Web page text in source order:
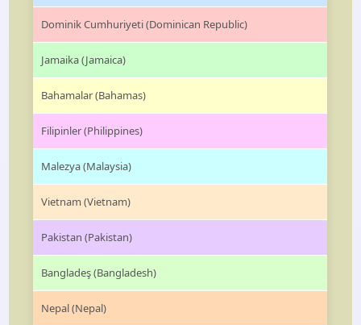
Dominik Cumhuriyeti (Dominican Republic)
Jamaika (Jamaica)
Bahamalar (Bahamas)
Filipinler (Philippines)
Malezya (Malaysia)
Vietnam (Vietnam)
Pakistan (Pakistan)
Bangladeş (Bangladesh)
Nepal (Nepal)